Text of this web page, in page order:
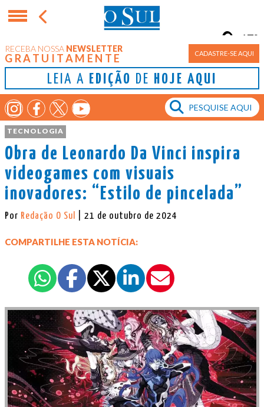
RECEBA NOSSA NEWSLETTER
GRATUITAMENTE CADASTRE-SE AQUI
LEIA A EDIÇÃO DE HOJE AQUI
Porto Alegre
17°
TECNOLOGIA
Obra de Leonardo Da Vinci inspira
videogames com visuais
inovadores: “Estilo de pincelada”
Por Redação O Sul | 21 de outubro de 2024
COMPARTILHE ESTA NOTÍCIA: